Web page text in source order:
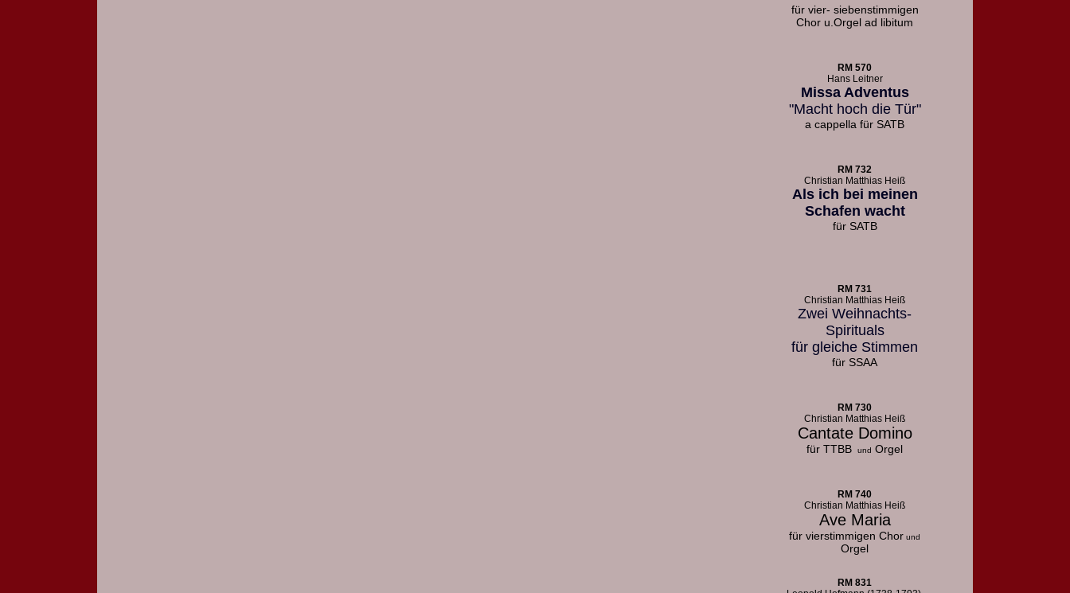
für vier- siebenstimmigen
Chor u. Orgel ad libitum
RM 570
Hans Leitner
Missa Adventus
"Macht hoch die Tür"
a cappella für SATB
RM 732
Christian Matthias Heiß
Als ich bei meinen
Schafen wacht
für SATB
RM 731
Christian Matthias Heiß
Zwei Weihnachts-
Spirituals
für gleiche Stimmen
für SSAA
RM 730
Christian Matthias Heiß
Cantate Domino
für TTBB und Orgel
RM 740
Christian Matthias Heiß
Ave Maria
für vierstimmigen Chor und
Orgel
RM 831